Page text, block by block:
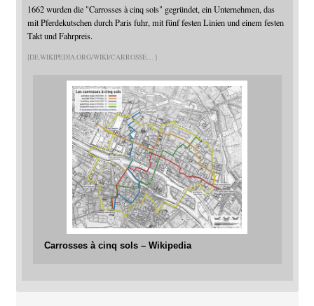
1662 wurden die "Carrosses à cinq sols" gegründet, ein Unternehmen, das
mit Pferdekutschen durch Paris fuhr, mit fünf festen Linien und einem festen
Takt und Fahrpreis.
DE.WIKIPEDIA.ORG/WIKI/CARROSSE
Carrosses à cinq sols – Wikipedia